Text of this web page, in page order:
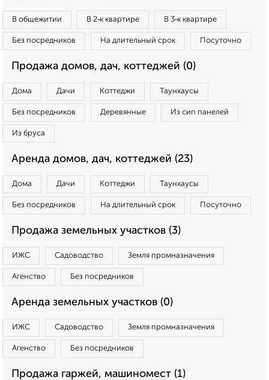
В общежитии В 2‑к квартире В 3‑к квартире
Без посредников На длительный срок Посуточно
Продажа домов, дач, коттеджей (0)
Дома Дачи Коттеджи Таунхаусы
Без посредников Деревянные Из сип панелей
Из бруса
Аренда домов, дач, коттеджей (23)
Дома Дачи Коттеджи Таунхаусы
Без посредников На длительный срок Посуточно
Продажа земельных участков (3)
ИЖС Садоводство Земля промназначения
Агенство Без посредников
Аренда земельных участков (0)
ИЖС Садоводство Земля промназначения
Агенство Без посредников
Продажа гаржей, машиномест (1)